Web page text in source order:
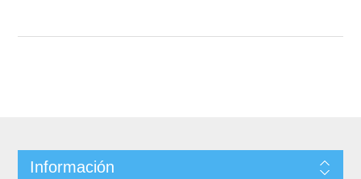
Información